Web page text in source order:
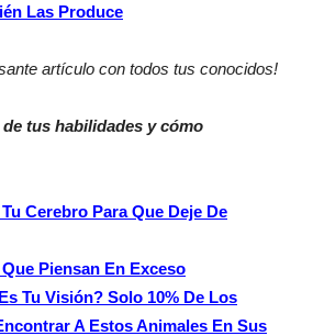
Las Produce
artículo con todos tus conocidos!
de tus habilidades y cómo
Cerebro Para Que Deje De
Piensan En Exceso
Tu Visión? Solo 10% De Los
A Estos Animales En Sus